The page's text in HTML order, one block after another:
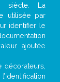
siècle. La
utilisée par
identifier le
ajoutée